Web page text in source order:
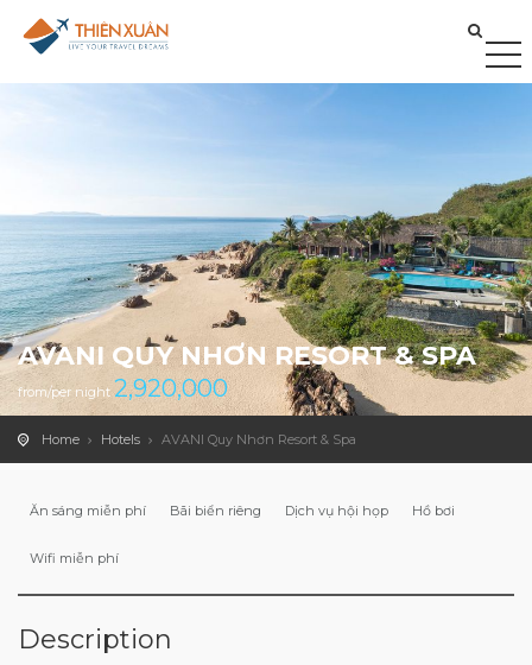
AVANI QUY NHƠN RESORT & SPA
from/per night 2,920,000
Home Hotels AVANI Quy Nhơn Resort & Spa
Ăn sáng miễn phí Bãi biển riêng Dịch vụ hội họp Hồ bơi
Wifi miễn phí
Description